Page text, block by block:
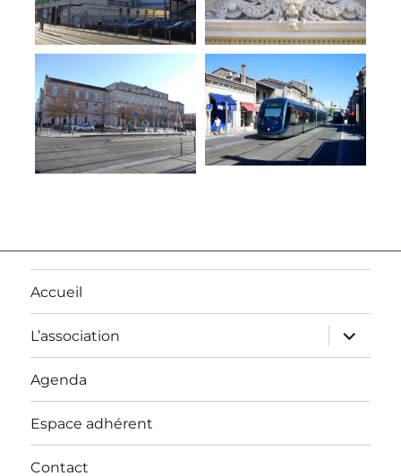
Accueil
L’association
ouvrir
le
sous-
Agenda
Espace adhérent
Contact